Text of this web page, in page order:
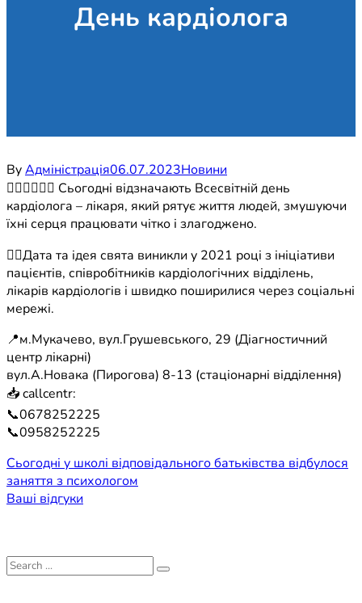
День кардіолога
ByАдміністрація06.07.2023Новини
🧑🏻‍⚕️👩🏻‍⚕️ Сьогодні відзначають Всесвітній день
кардіолога – лікаря, який рятує життя людей, змушуючи
їхні серця працювати чітко і злагоджено.
☝🏼Дата та ідея свята виникли у 2021 році з ініціативи
пацієнтів, співробітників кардіологічних відділень,
лікарів кардіологів і швидко поширилися через соціальні
мережі.
📍м.Мукачево, вул.Грушевського, 29 (Діагностичний
центр лікарні)
вул.А.Новака (Пирогова) 8-13 (стаціонарні відділення)
📥 callcentr:
📞0678252225
📞0958252225
Навігація
записів
Сьогодні у школі відповідального батьківства відбулося
заняття з психологом
Ваші відгуки
Search